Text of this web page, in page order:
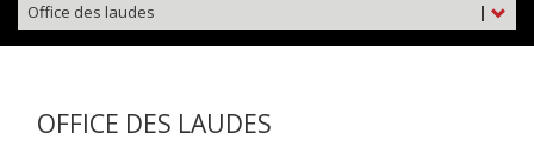
|
Office des laudes
OFFICE DES LAUDES